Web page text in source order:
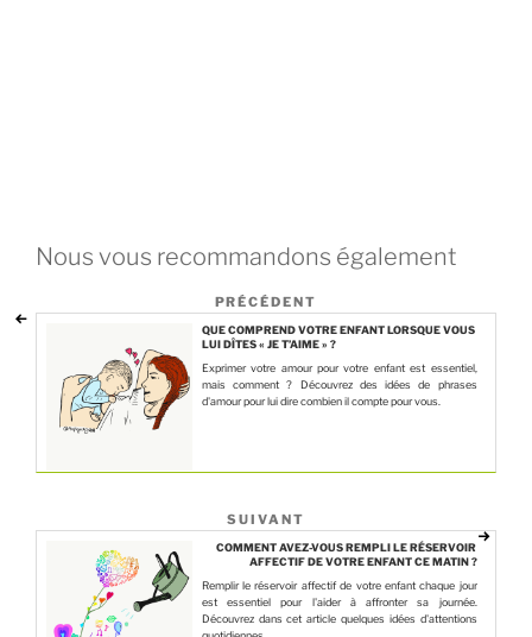
Nous vous recommandons également
PRÉCÉDENT
QUE COMPREND VOTRE ENFANT LORSQUE VOUS
LUI DÎTES « JE T’AIME » ?
Exprimer votre amour pour votre enfant est essentiel,
mais comment ? Découvrez des idées de phrases
d'amour pour lui dire combien il compte pour vous.
SUIVANT
COMMENT AVEZ-VOUS REMPLI LE RÉSERVOIR
AFFECTIF DE VOTRE ENFANT CE MATIN ?
Remplir le réservoir affectif de votre enfant chaque jour
est essentiel pour l'aider à affronter sa journée.
Découvrez dans cet article quelques idées d'attentions